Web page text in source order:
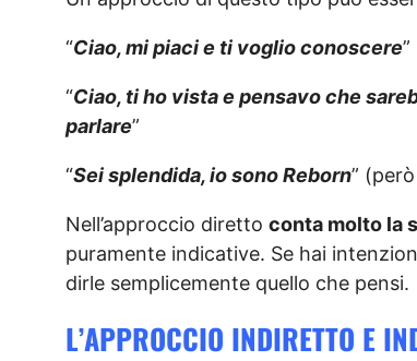
“Ciao, mi piaci e ti voglio conoscere”
“Ciao, ti ho vista e pensavo che
parlare”
“Sei splendida, io sono Reborn”
Nell’approccio direttoconta molto la
puramente indicative. Se hai
dirle semplicemente quello che pensi.
L’APPROCCIO INDIRETTO E